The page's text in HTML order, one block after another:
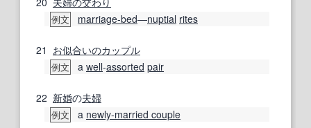
例文 marriage-bed―nuptial rites
21 お似合いのカップル
例文 a well‐assorted pair
22 新婚の夫婦
例文 a newly-married couple